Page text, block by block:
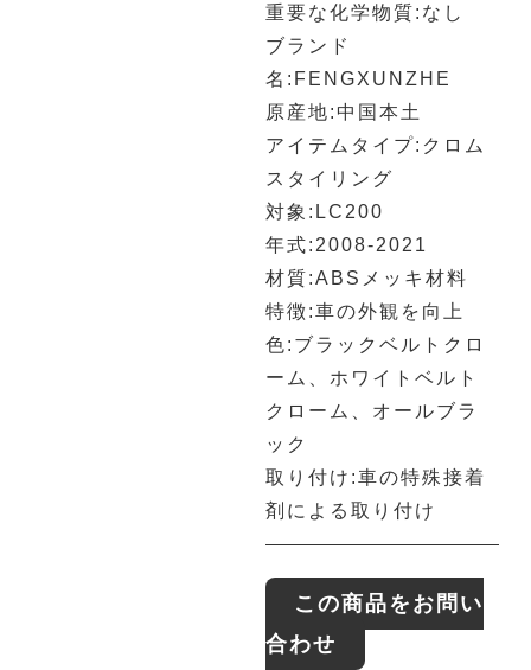
重要な化学物質:なし
ブランド
名:FENGXUNZHE
原産地:中国本土
アイテムタイプ:クロム
スタイリング
対象:LC200
年式:2008-2021
材質:ABSメッキ材料
特徴:車の外観を向上
色:ブラックベルトクロ
ーム、ホワイトベルト
クローム、オールブラ
ック
取り付け:車の特殊接着
剤による取り付け
この商品をお問い
合わせ